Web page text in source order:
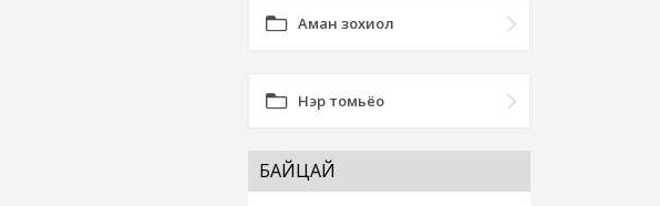
Аман зохиол
Нэр томьёо
БАЙЦАЙ